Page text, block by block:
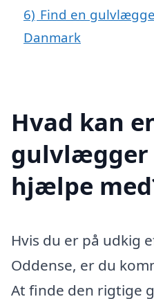
6) Find en
Danmark
Hvad kan
gulvlægger
hjælpe
Hvis du er på udkig
Oddense, er du
At finde den rigtige